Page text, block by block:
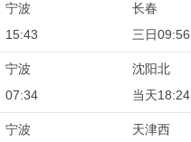
宁波
长春
15:43 三日09:56
宁波
沈阳北
07:34 当天18:24
宁波
天津西